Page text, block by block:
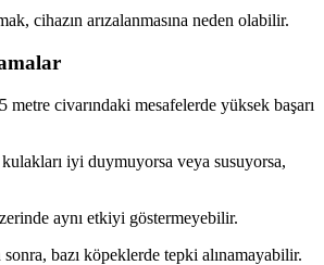
cihazın arızalanmasına neden olabilir.
metre civarındaki mesafelerde yüksek başarı
iyi duymuyorsa veya susuyorsa,
aynı etkiyi göstermeyebilir.
sonra, bazı köpeklerde tepki alınamayabilir.